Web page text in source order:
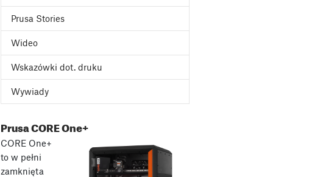
Prusa Stories
Wideo
Wskazówki dot. druku
Wywiady
Prusa CORE One+
CORE One+
to w pełni
zamknięta